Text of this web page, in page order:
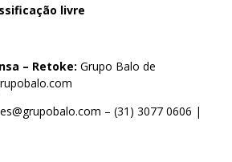
livre
– Retoke: Grupo Balo de
– (31) 3077 0606 |